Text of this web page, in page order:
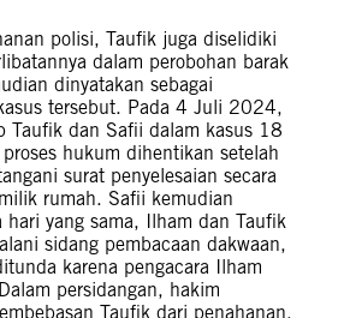
polisi, Taufik juga diselidiki
dalam perobohan barak
dinyatakan sebagai
tersebut. Pada 4 Juli 2024,
Taufik dan Safii dalam kasus 18
hukum dihentikan setelah
surat penyelesaian secara
rumah. Safii kemudian
hari yang sama, Ilham dan Taufik
sidang pembacaan dakwaan,
karena pengacara Ilham
persidangan, hakim
Taufik dari penahanan,